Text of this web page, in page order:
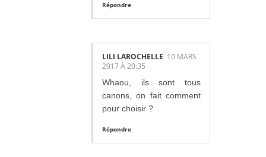
Répondre
LILI LAROCHELLE 10 MARS
2017 À 20:35
Whaou, ils sont tous
canons, on fait comment
pour choisir ?
Répondre